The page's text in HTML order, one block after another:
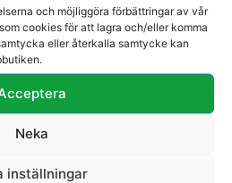
och möjliggöra förbättringar av vår
cookies för att lagra och/eller komma
eller återkalla samtycke kan
Neka
inställningar
Sandalett 28-210